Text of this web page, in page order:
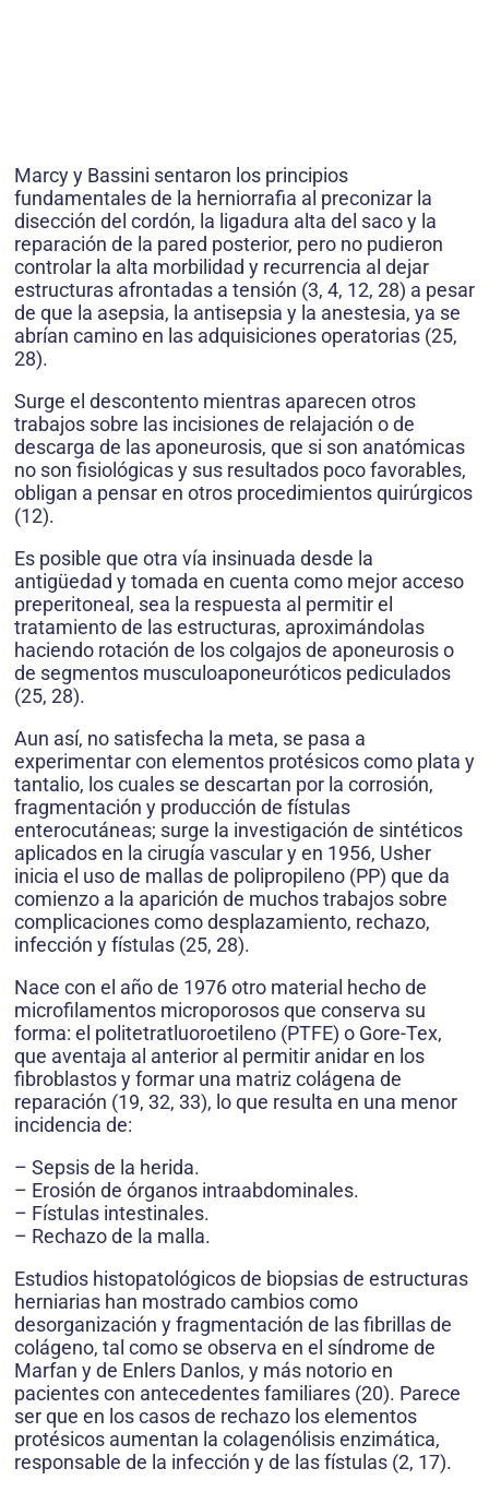
Marcy y Bassini sentaron los principios
fundamentales de la herniorrafia al preconizar la
disección del cordón, la ligadura alta del saco y la
reparación de la pared posterior, pero no pudieron
controlar la alta morbilidad y recurrencia al dejar
estructuras afrontadas a tensión (3, 4, 12, 28) a pesar
de que la asepsia, la antisepsia y la anestesia, ya se
abrían camino en las adquisiciones operatorias (25,
28).
Surge el descontento mientras aparecen otros
trabajos sobre las incisiones de relajación o de
descarga de las aponeurosis, que si son anatómicas
no son fisiológicas y sus resultados poco favorables,
obligan a pensar en otros procedimientos quirúrgicos
(12).
Es posible que otra vía insinuada desde la
antigüedad y tomada en cuenta como mejor acceso
preperitoneal, sea la respuesta al permitir el
tratamiento de las estructuras, aproximándolas
haciendo rotación de los colgajos de aponeurosis o
de segmentos musculoaponeuróticos pediculados
(25, 28).
Aun así, no satisfecha la meta, se pasa a
experimentar con elementos protésicos como plata y
tantalio, los cuales se descartan por la corrosión,
fragmentación y producción de fístulas
enterocutáneas; surge la investigación de sintéticos
aplicados en la cirugía vascular y en 1956, Usher
inicia el uso de mallas de polipropileno (PP) que da
comienzo a la aparición de muchos trabajos sobre
complicaciones como desplazamiento, rechazo,
infección y fístulas (25, 28).
Nace con el año de 1976 otro material hecho de
microfilamentos microporosos que conserva su
forma: el politetratluoroetileno (PTFE) o Gore-Tex,
que aventaja al anterior al permitir anidar en los
fibroblastos y formar una matriz colágena de
reparación (19, 32, 33), lo que resulta en una menor
incidencia de:
– Sepsis de la herida.
– Erosión de órganos intraabdominales.
– Fístulas intestinales.
– Rechazo de la malla.
Estudios histopatológicos de biopsias de estructuras
herniarias han mostrado cambios como
desorganización y fragmentación de las fibrillas de
colágeno, tal como se observa en el síndrome de
Marfan y de Enlers Danlos, y más notorio en
pacientes con antecedentes familiares (20). Parece
ser que en los casos de rechazo los elementos
protésicos aumentan la colagenólisis enzimática,
responsable de la infección y de las fístulas (2, 17).